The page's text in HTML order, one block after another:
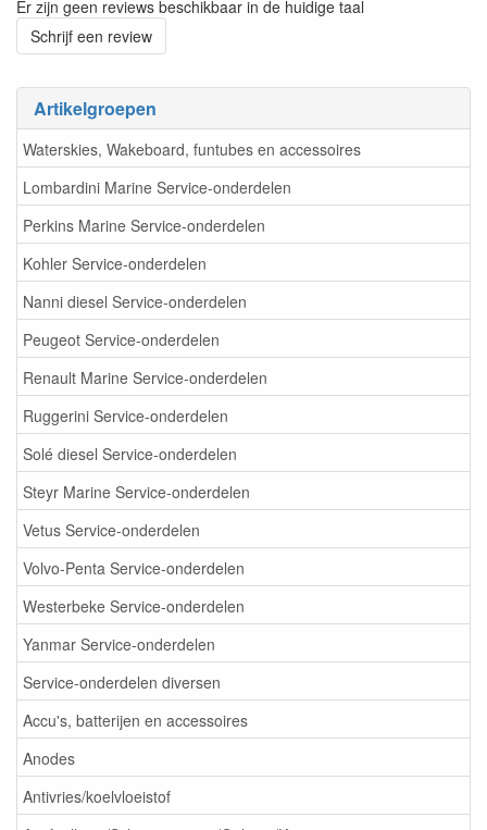
Artikelgroepen
Waterskies, Wakeboard, funtubes en accessoires
Lombardini Marine Service-onderdelen
Perkins Marine Service-onderdelen
Kohler Service-onderdelen
Nanni diesel Service-onderdelen
Peugeot Service-onderdelen
Renault Marine Service-onderdelen
Ruggerini Service-onderdelen
Solé diesel Service-onderdelen
Steyr Marine Service-onderdelen
Vetus Service-onderdelen
Volvo-Penta Service-onderdelen
Westerbeke Service-onderdelen
Yanmar Service-onderdelen
Service-onderdelen diversen
Accu's, batterijen en accessoires
Anodes
Antivries/koelvloeistof
Er zijn geen reviews beschikbaar in de huidige taal
Schrijf een review